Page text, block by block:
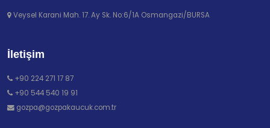
Veysel Karani Mah. 17. Ay Sk. No:6/1A Osmangazi/BURSA
İletişim
+90 224 271 17 87
+90 544 540 19 91
gozpa@gozpakaucuk.com.tr